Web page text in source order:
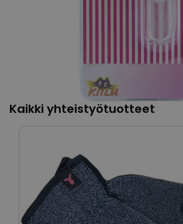
Kaikki yhteistyötuotteet